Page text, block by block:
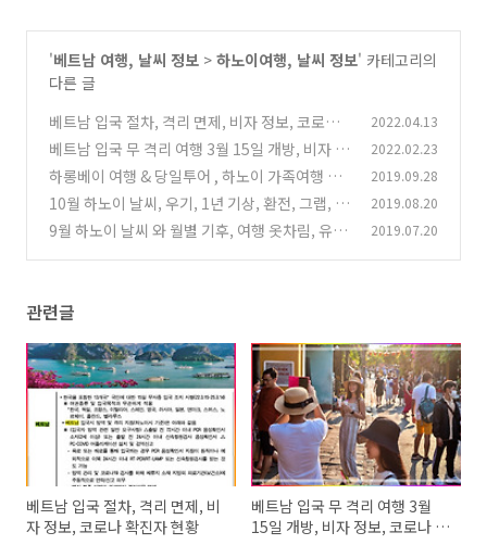
'베트남 여행, 날씨 정보 > 하노이여행, 날씨 정보' 카테고리의
다른 글
베트남 입국 절차, 격리 면제, 비자 정보, 코로나
확진자 현황
(0)
2022.04.13
베트남 입국 무 격리 여행 3월 15일 개방, 비자 정
보, 코로나 현황
(0)
2022.02.23
하롱베이 여행 & 당일투어 , 하노이 가족여행 팁
(0)
2019.09.28
10월 하노이 날씨, 우기, 1년 기상, 환전, 그랩, 심
카드, 숙박, 항공 가격 정보
(0)
2019.08.20
9월 하노이 날씨 와 월별 기후, 여행 옷차림, 유심
2019.07.20
관련글
베트남 입국 절차, 격리 면제, 비
자 정보, 코로나 확진자 현황
베트남 입국 무 격리 여행 3월
15일 개방, 비자 정보, 코로나 현